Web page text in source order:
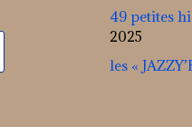
49 petites
2025
les «